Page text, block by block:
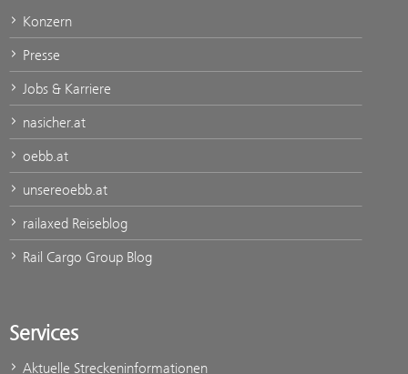
Konzern
Presse
Jobs & Karriere
nasicher.at
oebb.at
unsereoebb.at
railaxed Reiseblog
Rail Cargo Group Blog
Services
Aktuelle Streckeninformationen